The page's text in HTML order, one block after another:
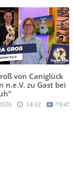
von Caniglück
n.e.V. zu Gast bei
14:32 19:45